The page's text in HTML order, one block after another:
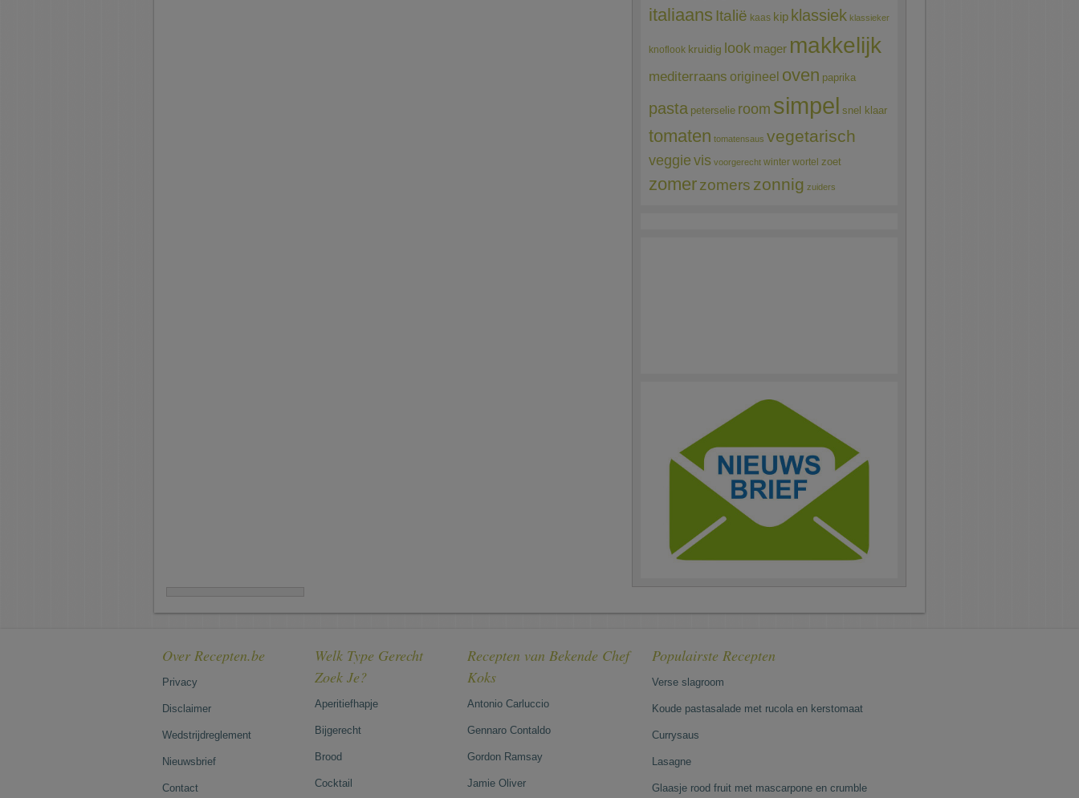
italiaans Italië kaas kip klassiek klassieker
knoflook kruidig look mager makkelijk
mediterraans origineel oven paprika
pasta peterselie room simpel snel klaar
tomaten tomatensaus vegetarisch
veggie vis voorgerecht winter wortel zoet
zomerzomers zonnig zuiders
Over Recepten.be
Privacy
Disclaimer
Wedstrijdreglement
Nieuwsbrief
Contact
Welk Type Gerecht
Zoek Je?
Aperitiefhapje
Bijgerecht
Brood
Cocktail
Recepten van Bekende Chef
Koks
Antonio Carluccio
Gennaro Contaldo
Gordon Ramsay
Jamie Oliver
Populairste Recepten
Verse slagroom
Koude pastasalade met rucola en kerstomaat
Currysaus
Lasagne
Glaasje rood fruit met mascarpone en crumble